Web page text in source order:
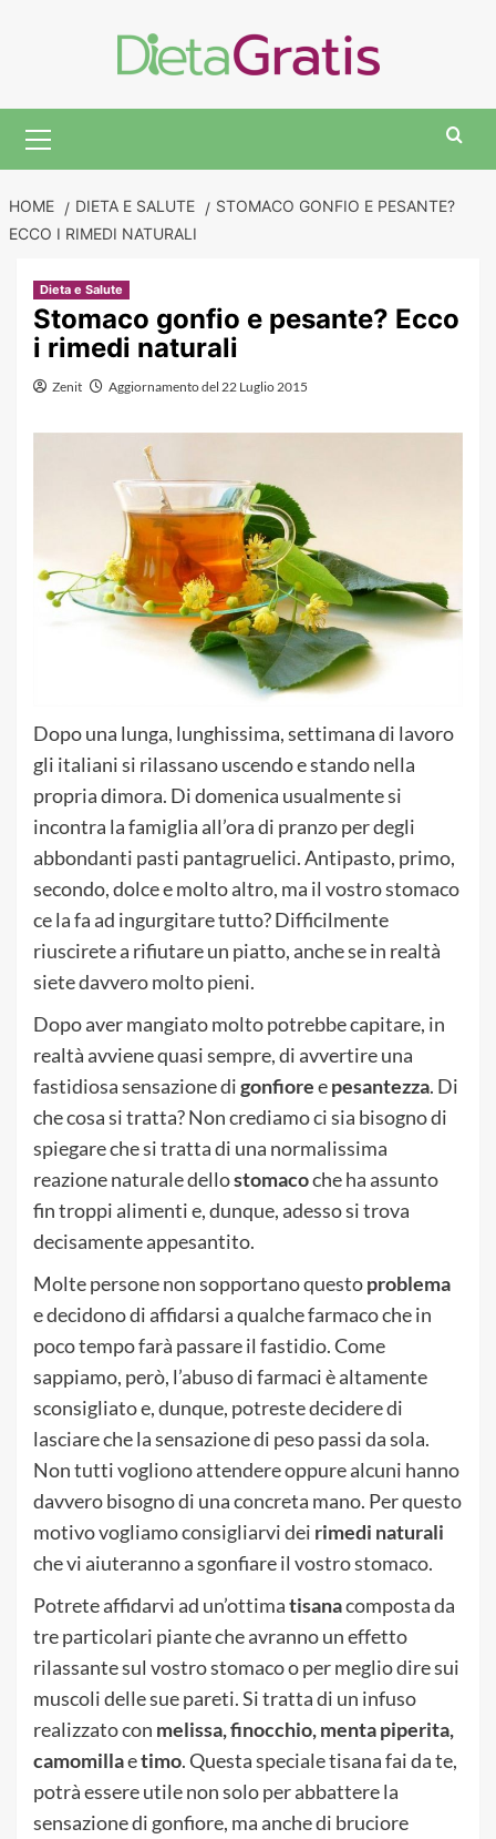
Menu
HOME DIETA E SALUTE
STOMACO GONFIO E PESANTE?
ECCO I RIMEDI NATURALI
Dieta e Salute
Stomaco gonfio e pesante? Ecco
i rimedi naturali
Zenit Aggiornamento del 22 Luglio 2015
Dopo una lunga, lunghissima, settimana di lavoro
gli italiani si rilassano uscendo e stando nella
propria dimora. Di domenica usualmente si
incontra la famiglia all’ora di pranzo per degli
abbondanti pasti pantagruelici. Antipasto, primo,
secondo, dolce e molto altro, ma il vostro stomaco
ce la fa ad ingurgitare tutto? Difficilmente
riuscirete a rifiutare un piatto, anche se in realtà
siete davvero molto pieni.
Dopo aver mangiato molto potrebbe capitare, in
realtà avviene quasi sempre, di avvertire una
fastidiosa sensazione digonfioreepesantezza. Di
che cosa si tratta? Non crediamo ci sia bisogno di
spiegare che si tratta di una normalissima
reazione naturale dellostomacoche ha assunto
fin troppi alimenti e, dunque, adesso si trova
decisamente appesantito.
Molte persone non sopportano questoproblema
e decidono di affidarsi a qualche farmaco che in
poco tempo farà passare il fastidio. Come
sappiamo, però, l’abuso di farmaci è altamente
sconsigliato e, dunque, potreste decidere di
lasciare che la sensazione di peso passi da sola.
Non tutti vogliono attendere oppure alcuni hanno
davvero bisogno di una concreta mano. Per questo
motivo vogliamo consigliarvi dei rimedi naturali
che vi aiuteranno a sgonfiare il vostro stomaco.
Potrete affidarvi ad un’ottimatisanacomposta da
tre particolari piante che avranno un effetto
rilassante sul vostro stomaco o per meglio dire sui
muscoli delle sue pareti. Si tratta di un infuso
realizzato con melissa, finocchio, menta piperita,
camomillaetimo. Questa speciale tisana fai da te,
potrà essere utile non solo per abbattere la
sensazione di gonfiore, ma anche di bruciore